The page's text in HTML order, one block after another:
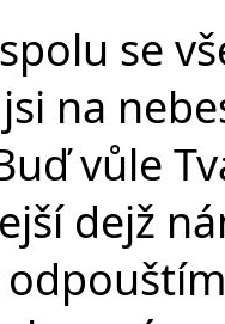
se
na
vůle
dejž